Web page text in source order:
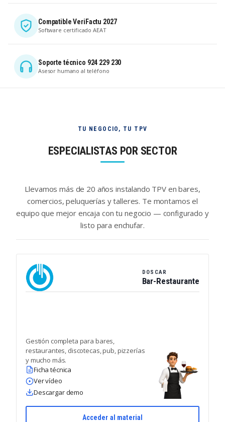
Compatible VeriFactu 2027
Software certificado AEAT
Soporte técnico 924 229 230
Asesor humano al teléfono
TU NEGOCIO, TU TPV
ESPECIALISTAS POR SECTOR
Llevamos más de 20 años instalando TPV en bares,
comercios, peluquerías y talleres. Te montamos el
equipo que mejor encaja con tu negocio — configurado y
listo para enchufar.
DOSCAR
Bar-Restaurante
Gestión completa para bares,
restaurantes, discotecas, pub, pizzerías
y mucho más.
Ficha técnica
Ver vídeo
Descargar demo
Acceder al material